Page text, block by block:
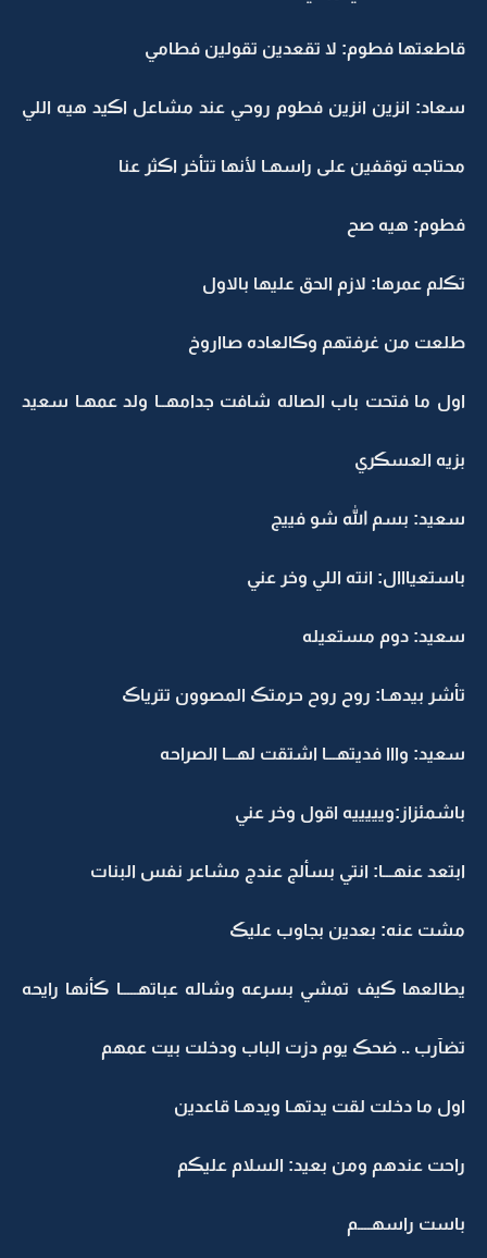
قاطعتها فطوم: لا تقعدين تقولين فطامي
سعاد: انزين انزين فطوم روحي عند مشاعل اڪيد هيه اللي
محتاجه توقفين على راسهـا لأنها تتأخر اڪثر عنا
فطوم: هيه صح
تڪلم عمرها: لازم الحق عليها بالاول
طلعت من غرفتهم وڪالعاده صااروخ
اول ما فتحت باب الصاله شافت جدامهــا ولد عمهـا سعيد
بزيه العسڪري
سعيد: بسم الله شو فييج
باستعيااال: انته اللي وخر عني
سعيد: دوم مستعيله
تأشر بيدهـا: روح روح حرمتڪ المصوون تترياڪ
سعيد: وااا فديتهـــا اشتقت لهـــا الصراحه
باشمئزاز:ويييييه اقول وخر عني
ابتعد عنهـــا: انتي بسألج عندج مشاعر نفس البنات
مشت عنه: بعدين بجاوب عليڪ
يطالعها ڪيف تمشي بسرعه وشاله عباتهـــــا ڪأنها رايحه
تضآرب .. ضحڪ يوم دزت الباب ودخلت بيت عمهم
اول ما دخلت لقت يدتهـا ويدهـا قاعدين
راحت عندهم ومن بعيد: السلام عليڪم
باست راسهــــم